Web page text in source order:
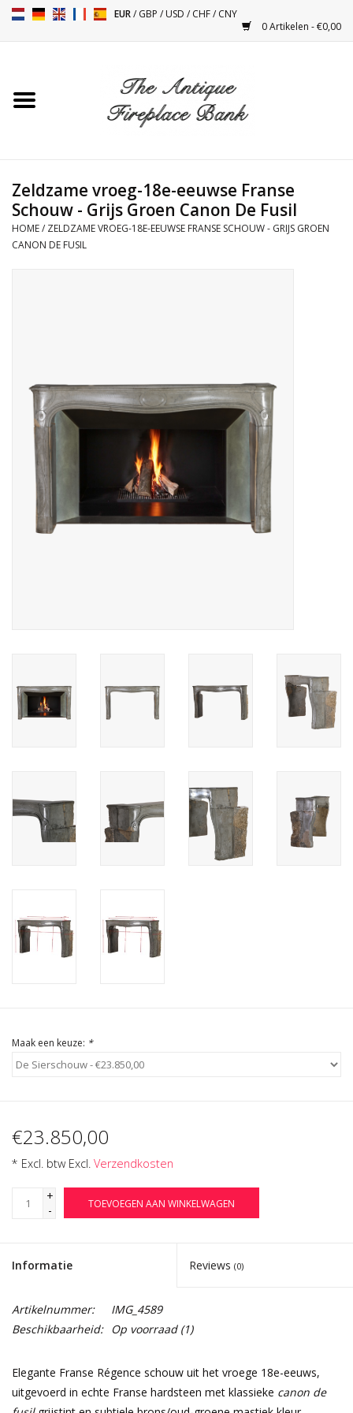
EUR/GBP /USD /CHF/CNY
0 Artikelen - €0,00
Toebehoren
Kacheltjes
Decoratieve Outdoor
Objecten
Vloeren - Steen, Terra Cotta
& Marmer
Outlet
Login
Zeldzame vroeg-18e-eeuwse Franse
Schouw - Grijs Groen Canon De Fusil
HOME/ ZELDZAME VROEG-18E-EEUWSE FRANSE SCHOUW - GRIJS GROEN
CANON DE FUSIL
Maak een keuze: *
€23.850,00
* Excl. btw Excl. Verzendkosten
+
-
TOEVOEGEN AAN WINKELWAGEN
Informatie Reviews (0)
Artikelnummer:
IMG_4589
Beschikbaarheid: Op voorraad(1)
Elegante Franse Régence schouw uit het vroege 18e-eeuws,
uitgevoerd in echte Franse hardsteen met klassieke canon de